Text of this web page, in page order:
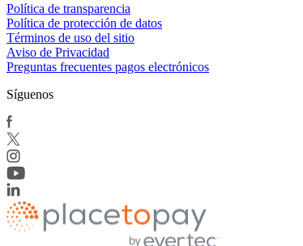
Política de transparencia
Política de protección de datos
Términos de uso del sitio
Aviso de Privacidad
Preguntas frecuentes pagos electrónicos
Síguenos